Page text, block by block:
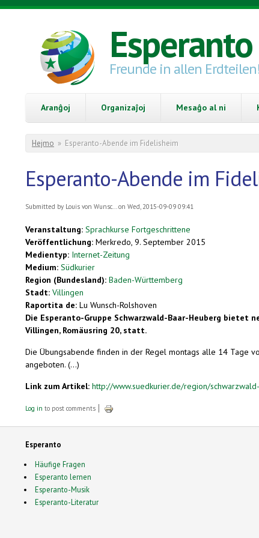
Skip to main content
Freunde in allen
Aranĝoj Organizaĵoj Mesaĝo al ni
You are here
Hejmo » Esperanto-Abende im Fidelisheim
Esperanto-Abende im
Submitted by Louis von Wunsc...on Wed, 2015-09-09 09:41
Veranstaltung: Sprachkurse Fortgeschrittene
Veröffentlichung: Merkredo, 9. September 2015
Medientyp: Internet-Zeitung
Medium: Südkurier
Region (Bundesland): Baden-Württemberg
Stadt: Villingen
Raportita de: Lu Wunsch-Rolshoven
Die Esperanto-Gruppe Schwarzwald-Baar-Heuberg bietet
Villingen, Romäusring 20, statt.
Die Übungsabende finden in der Regel montags alle 14 Tage
angeboten. (...)
Link zum Artikel: http://www.suedkurier.de/region/
Log in to post comments
Esperanto
Häufige Fragen
Esperanto lernen
Esperanto-Musik
Esperanto-Literatur